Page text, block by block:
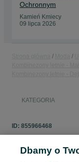
Ochronnym
Kamień Kmiecy
09 lipca 2026
KATEGORIA
ID: 855966468
Dbamy o